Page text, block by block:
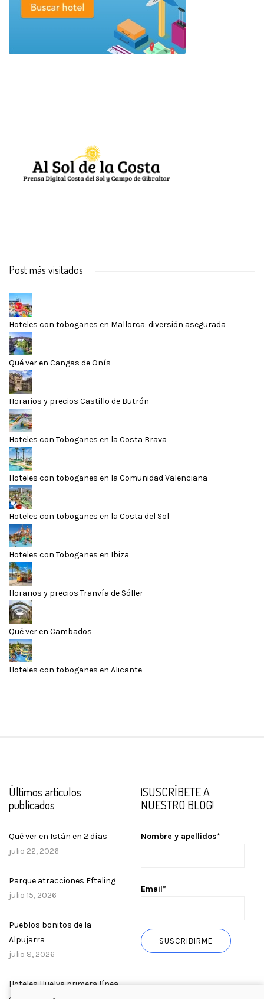
Post más visitados
Hoteles con toboganes en Mallorca: diversión asegurada
Qué ver en Cangas de Onís
Horarios y precios Castillo de Butrón
Hoteles con Toboganes en la Costa Brava
Hoteles con toboganes en la Comunidad Valenciana
Hoteles con toboganes en la Costa del Sol
Hoteles con Toboganes en Ibiza
Horarios y precios Tranvía de Sóller
Qué ver en Cambados
Hoteles con toboganes en Alicante
Últimos artículos
publicados
Qué ver en Istán en 2 días
julio 22, 2026
Parque atracciones Efteling
julio 15, 2026
Pueblos bonitos de la
Alpujarra
julio 8, 2026
Hoteles Huelva primera línea
¡SUSCRÍBETE A
NUESTRO BLOG!
Nombre y apellidos*
Email*